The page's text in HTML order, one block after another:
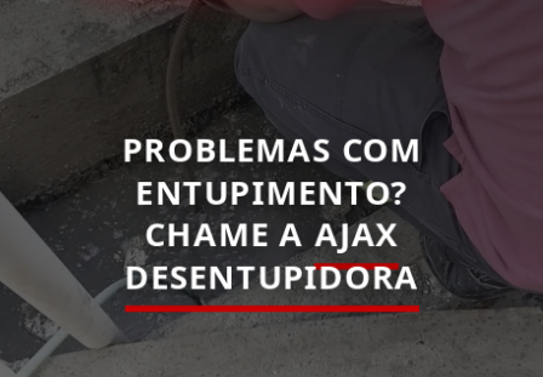
PROBLEMAS COM
ENTUPIMENTO?
CHAME A AJAX
DESENTUPIDORA